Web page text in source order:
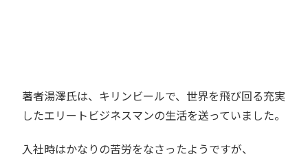
著者湯澤氏は、キリンビールで、世界を飛び回る充実
したエリートビジネスマンの生活を送っていました。
入社時はかなりの苦労をなさったようですが、